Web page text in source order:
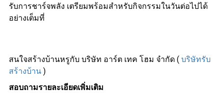
รับการชาร์จพลัง เตรียมพร้อมสำหรับกิจกรรมในวันต่อไปได้
อย่างเต็มที่
สนใจสร้างบ้านหรูกับ บริษัท อาร์ต เทค โฮม จำกัด ( บริษัทรับ
สร้างบ้าน)
สอบถามรายละเอียดเพิ่มเติม